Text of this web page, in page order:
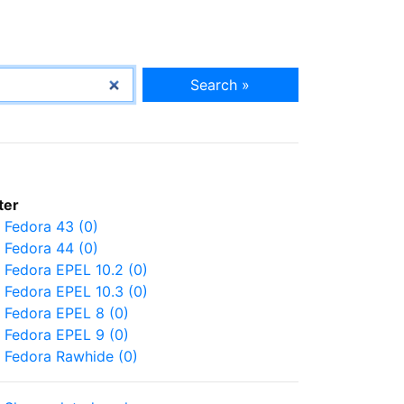
Search »
Fedora 43 (0)
Fedora 44 (0)
Fedora EPEL 10.2 (0)
Fedora EPEL 10.3 (0)
Fedora EPEL 8 (0)
Fedora EPEL 9 (0)
Fedora Rawhide (0)